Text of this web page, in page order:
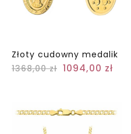
Złoty cudowny medalik
1368,00zł 1094,00 zł